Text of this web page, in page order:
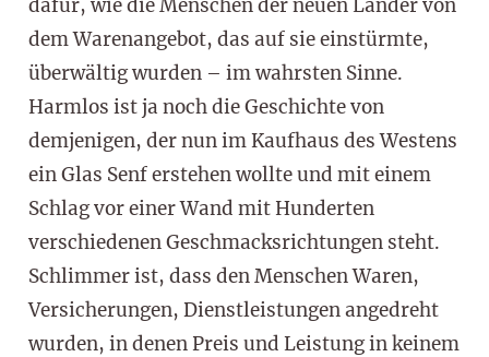
dafür, wie die Menschen der neuen Länder von
dem Warenangebot, das auf sie einstürmte,
überwältig wurden – im wahrsten Sinne.
Harmlos ist ja noch die Geschichte von
demjenigen, der nun im Kaufhaus des Westens
ein Glas Senf erstehen wollte und mit einem
Schlag vor einer Wand mit Hunderten
verschiedenen Geschmacksrichtungen steht.
Schlimmer ist, dass den Menschen Waren,
Versicherungen, Dienstleistungen angedreht
wurden, in denen Preis und Leistung in keinem